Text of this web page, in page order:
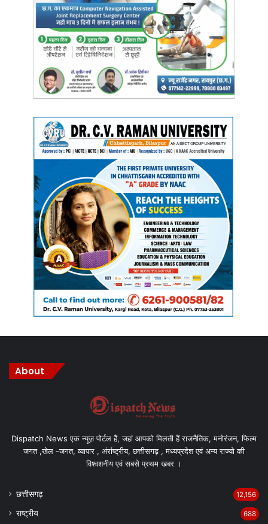
About
Dispatch News एक न्यूज़ पोर्टल हैं, जहां आपको मिलती हैं राजनैतिक, मनोरंजन, फिल्म
जगत ,खेल -जगत, व्यापार , अंर्राष्ट्रीय, छत्तीसगढ़ , मध्यप्रदेश एवं अन्य राज्यो की
विश्वशनीय एवं सबसे प्रथम खबर ।
छत्तीसगढ़ 12,156
राष्ट्रीय 688